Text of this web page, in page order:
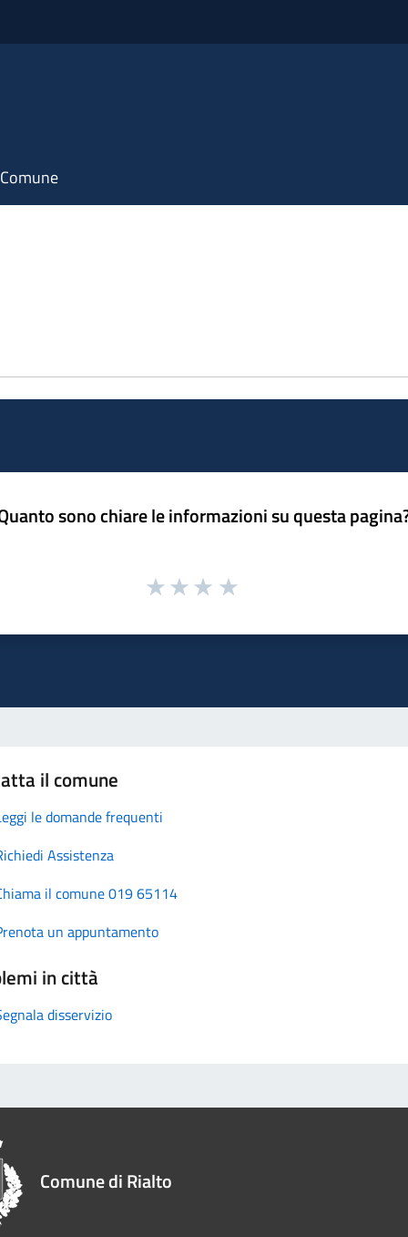
sono chiare le informazioni su questa
il comune
le domande frequenti
Assistenza
il comune 019 65114
un appuntamento
in città
disservizio
Comune di Rialto